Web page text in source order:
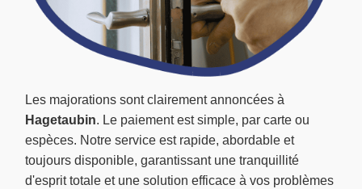
Les majorations sont clairement annoncées à
Hagetaubin. Le paiement est simple, par carte ou
espèces. Notre service est rapide, abordable et
toujours disponible, garantissant une tranquillité
d'esprit totale et une solution efficace à vos problèmes